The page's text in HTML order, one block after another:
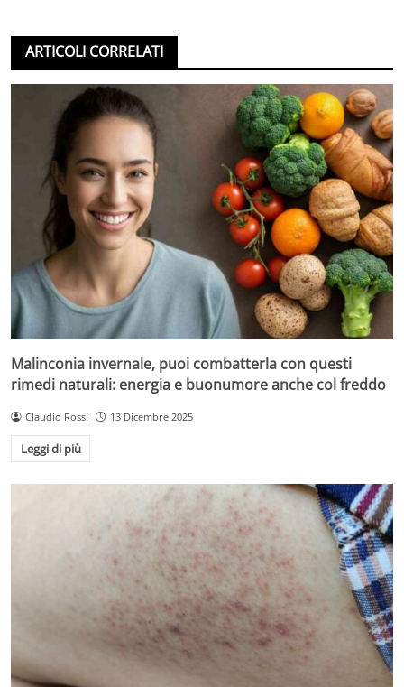
ARTICOLI CORRELATI
Malinconia invernale, puoi combatterla con questi
rimedi naturali: energia e buonumore anche col freddo
Claudio Rossi 13 Dicembre 2025
Leggi di più